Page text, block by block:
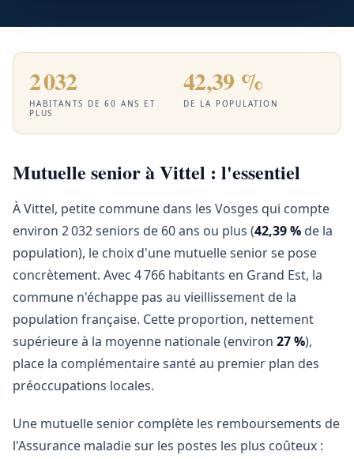
2 032
HABITANTS DE 60 ANS ET
PLUS
42,39 %
DE LA POPULATION
Mutuelle senior à Vittel : l'essentiel
À Vittel, petite commune dans les Vosges qui compte
environ 2 032 seniors de 60 ans ou plus (42,39 % de la
population), le choix d'une mutuelle senior se pose
concrètement. Avec 4 766 habitants en Grand Est, la
commune n'échappe pas au vieillissement de la
population française. Cette proportion, nettement
supérieure à la moyenne nationale (environ 27 %),
place la complémentaire santé au premier plan des
préoccupations locales.
Une mutuelle senior complète les remboursements de
l'Assurance maladie sur les postes les plus coûteux :